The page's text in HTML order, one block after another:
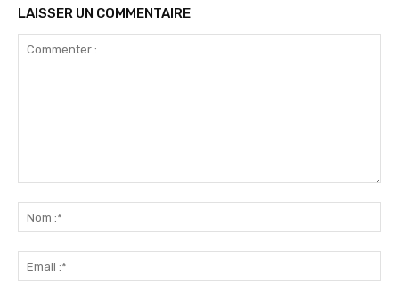
LAISSER UN COMMENTAIRE
:*
:*